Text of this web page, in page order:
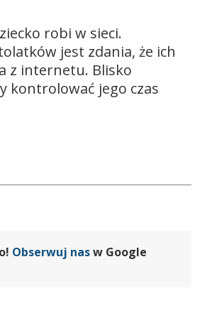
robi w sieci.
jest zdania, że ich
z internetu. Blisko
kontrolować jego czas
Obserwuj nasw Google